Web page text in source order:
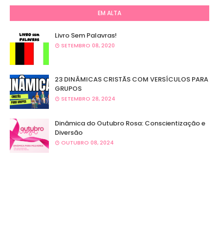
EM ALTA
Livro Sem Palavras!
SETEMBRO 08, 2020
23 DINÂMICAS CRISTÃS COM VERSÍCULOS PARA
GRUPOS
SETEMBRO 28, 2024
Dinâmica do Outubro Rosa: Conscientização e
Diversão
OUTUBRO 08, 2024